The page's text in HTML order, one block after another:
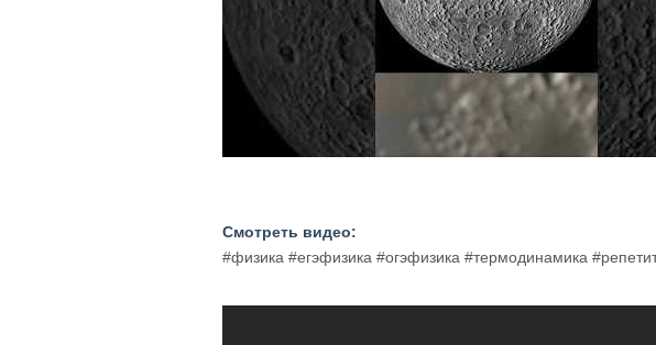
Смотреть видео:
#физика #егэфизика #огэфизика #термодинамика